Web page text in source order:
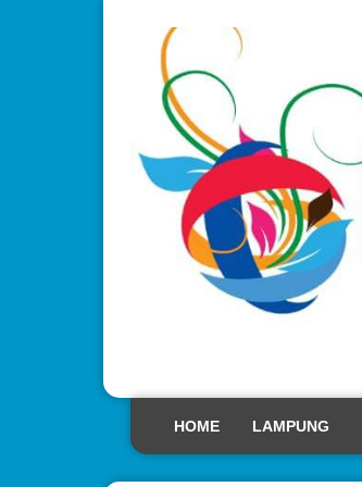
HOME LAMPUNG